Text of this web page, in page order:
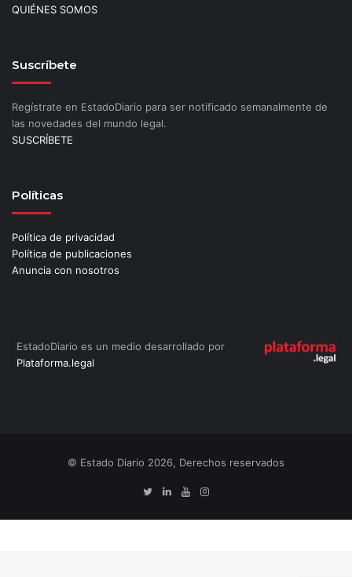
QUIÉNES SOMOS
Suscríbete
Regístrate en EstadoDiario para ser notificado semanalmente de
las novedades del mundo legal.
SUSCRÍBETE
Políticas
Política de privacidad
Política de publicaciones
Anuncia con nosotros
EstadoDiario es un medio desarrollado por
Plataforma.legal
© Estado Diario 2026, Derechos reservados